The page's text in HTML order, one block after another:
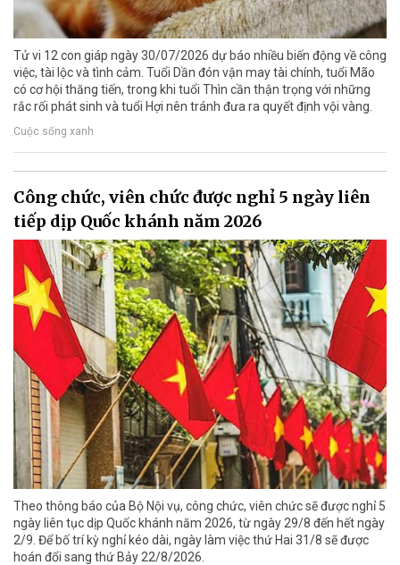
Tử vi 12 con giáp ngày 30/07/2026 dự báo nhiều biến động về công
việc, tài lộc và tình cảm. Tuổi Dần đón vận may tài chính, tuổi Mão
có cơ hội thăng tiến, trong khi tuổi Thìn cần thận trọng với những
rắc rối phát sinh và tuổi Hợi nên tránh đưa ra quyết định vội vàng.
Cuộc sống xanh
Công chức, viên chức được nghỉ 5 ngày liên
tiếp dịp Quốc khánh năm 2026
Theo thông báo của Bộ Nội vụ, công chức, viên chức sẽ được nghỉ 5
ngày liên tục dịp Quốc khánh năm 2026, từ ngày 29/8 đến hết ngày
2/9. Để bố trí kỳ nghỉ kéo dài, ngày làm việc thứ Hai 31/8 sẽ được
hoán đổi sang thứ Bảy 22/8/2026.